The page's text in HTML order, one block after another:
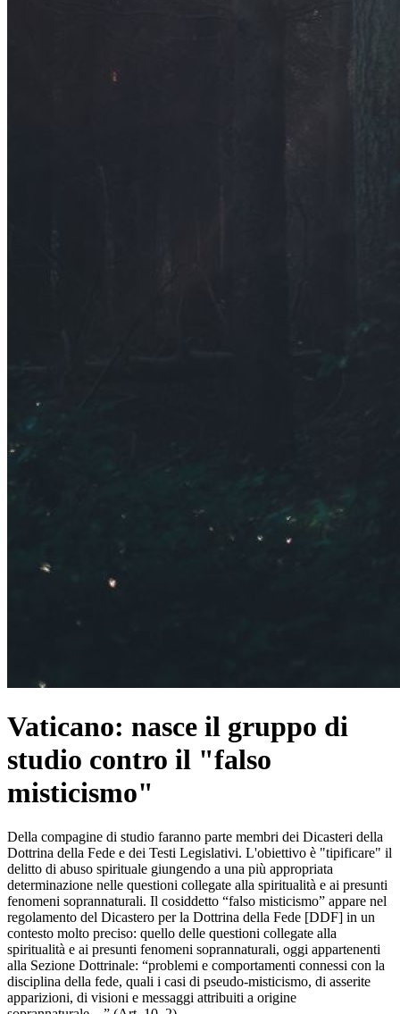
Vaticano: nasce il gruppo di
studio contro il "falso
misticismo"
Della compagine di studio faranno parte membri dei Dicasteri della
Dottrina della Fede e dei Testi Legislativi. L'obiettivo è "tipificare" il
delitto di abuso spirituale giungendo a una più appropriata
determinazione nelle questioni collegate alla spiritualità e ai presunti
fenomeni soprannaturali. Il cosiddetto “falso misticismo” appare nel
regolamento del Dicastero per la Dottrina della Fede [DDF] in un
contesto molto preciso: quello delle questioni collegate alla
spiritualità e ai presunti fenomeni soprannaturali, oggi appartenenti
alla Sezione Dottrinale: “problemi e comportamenti connessi con la
disciplina della fede, quali i casi di pseudo-misticismo, di asserite
apparizioni, di visioni e messaggi attribuiti a origine